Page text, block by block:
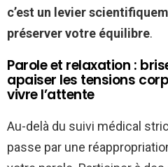
c’est un levier
préserver votre équilibre.
Parole et relaxation :
apaiser les tensions
vivre l’attente
Au-delà du suivi médical
passe par une